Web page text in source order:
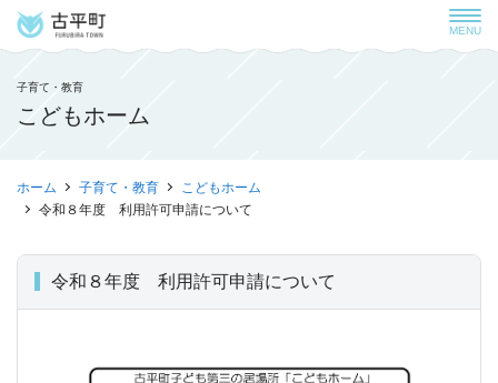
MENU
子育て・教育
こどもホーム
ホーム 子育て・教育
こどもホーム
令和８年度 利用許可申請について
令和８年度 利用許可申請について